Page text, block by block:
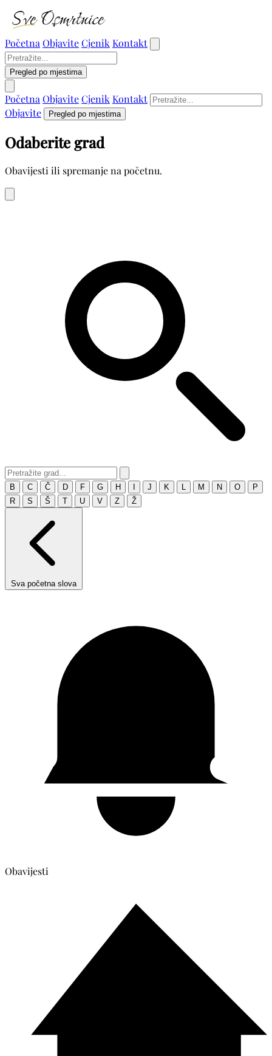
Početna ObjaviteCjenik Kontakt
Pregled po mjestima
Početna ObjaviteCjenik Kontakt
Objavite
Pregled po mjestima
Odaberite grad
Obavijesti ili spremanje na početnu.
B C Č D F G H J K M N O
P
R
S Š T U V Z Ž
Sva početna slova
Obavijesti